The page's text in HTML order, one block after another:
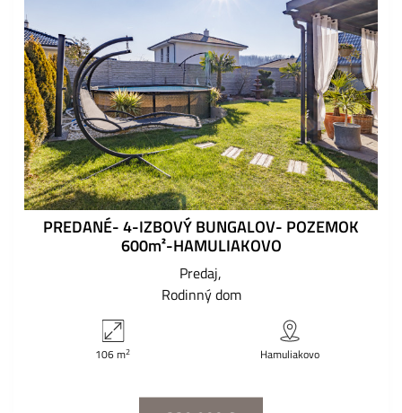
PREDANÉ- 4-IZBOVÝ BUNGALOV- POZEMOK
600m²-HAMULIAKOVO
Predaj
Rodinný dom
106 m2 Hamuliakovo